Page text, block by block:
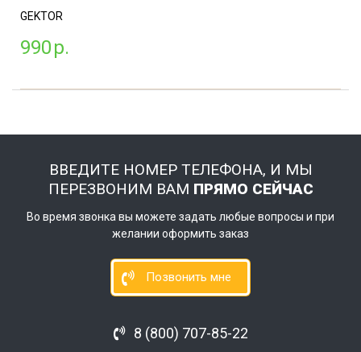
GEKTOR
990р.
ВВЕДИТЕ НОМЕР ТЕЛЕФОНА, И МЫ
ПЕРЕЗВОНИМ ВАМ ПРЯМО СЕЙЧАС
Во время звонка вы можете задать любые вопросы и при
желании оформить заказ
Позвонить мне
8 (800) 707-85-22